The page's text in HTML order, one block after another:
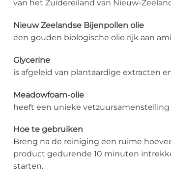
van het Zuidereiland van Nieuw-
Nieuw Zeelandse Bijenpollen olie
een gouden biologische olie rijk aan
Glycerine
is afgeleid van plantaardige extracten
Meadowfoam-olie
heeft een unieke
Hoe te gebruiken
Breng na de reiniging een ruime
product gedurende 10 minuten
starten.